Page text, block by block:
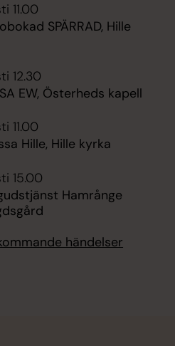
11.00
SPÄRRAD, Hille
12.30
EW, Österheds kapell
11.00
Hille, Hille kyrka
15.00
Hamrånge
händelser